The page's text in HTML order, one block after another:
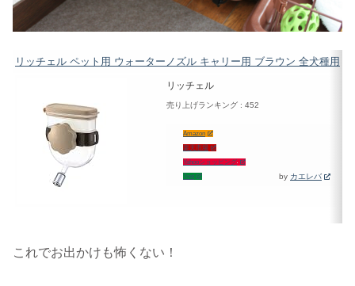
リッチェル ペット用 ウォーターノズル キャリー用 ブラウン 全犬種用
リッチェル
売り上げランキング : 452
Amazon
楽天市場
Yahooショッピング
7net
by カエレバ
これでお出かけも怖くない！